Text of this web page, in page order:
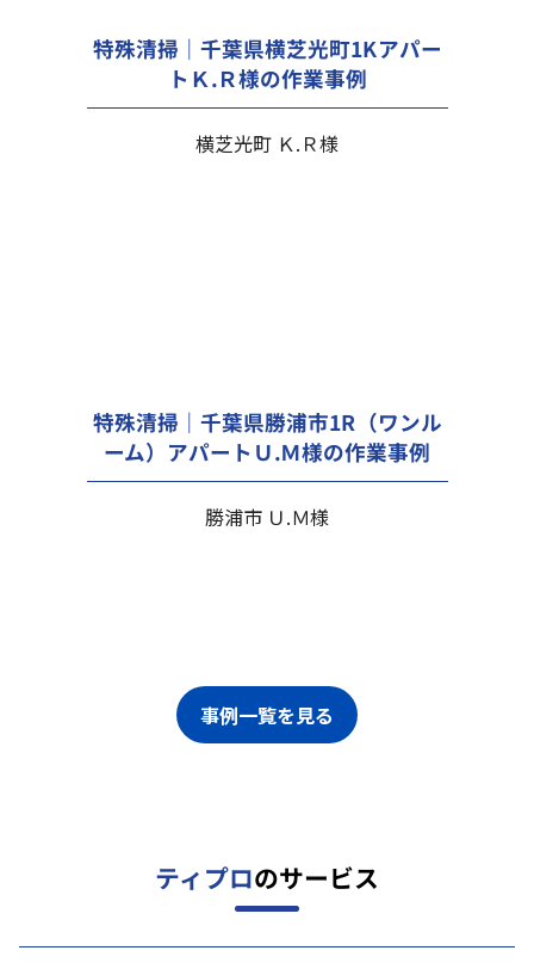
特殊清掃｜千葉県横芝光町1Kアパー
トＫ.Ｒ様の作業事例
横芝光町 Ｋ.Ｒ様
特殊清掃｜千葉県勝浦市1R（ワンル
ーム）アパートＵ.Ｍ様の作業事例
勝浦市 Ｕ.Ｍ様
事例一覧を見る
ティプロのサービス